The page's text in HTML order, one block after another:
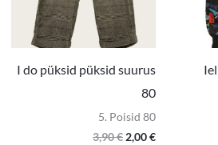
I do püksid püksid suurus
80
5. Poisid 80
3,90€ 2,00€